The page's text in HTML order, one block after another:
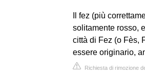
Il fez (più
solitamente rosso,
città di Fez (o Fès,
essere originario,
Richiesta di rimozione